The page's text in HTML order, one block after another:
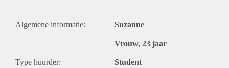
Algemene informatie: Suzanne
Vrouw, 23 jaar
Type huurder: Student